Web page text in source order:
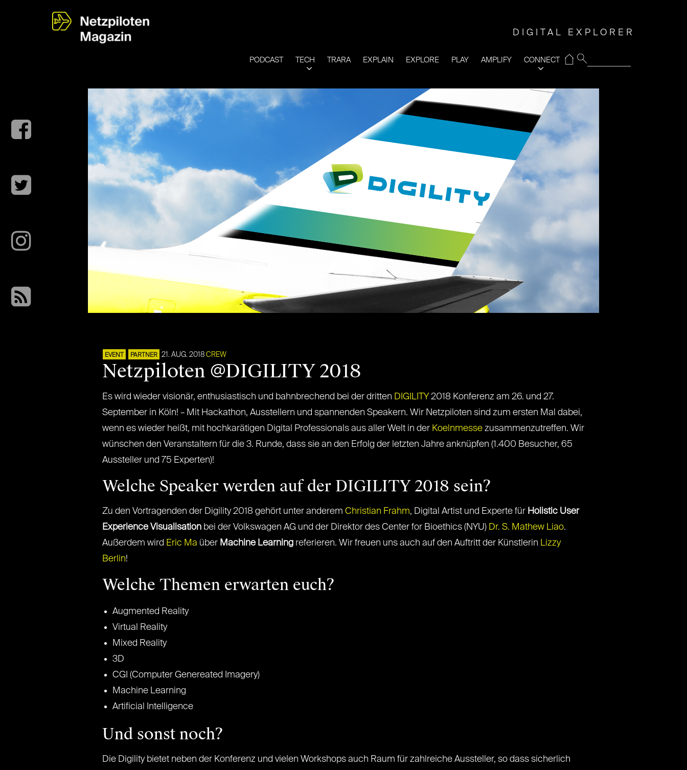
DIGITAL EXPLORER
PODCAST TECH TRARA EXPLAIN EXPLORE PLAY AMPLIFY CONNECT
⌂
EVENT PARTNER 21. AUG. 2018 CREW
Netzpiloten @DIGILITY 2018
Es wird wieder visionär, enthusiastisch und bahnbrechend bei der dritten DIGILITY2018 Konferenz am 26. und 27.
September in Köln! – Mit Hackathon, Ausstellern und spannenden Speakern. Wir Netzpiloten sind zum ersten Mal dabei,
wenn es wieder heißt, mit hochkarätigen Digital Professionals aus aller Welt in der Koelnmessezusammenzutreffen. Wir
wünschen den Veranstaltern für die 3. Runde, dass sie an den Erfolg der letzten Jahre anknüpfen (1.400 Besucher, 65
Aussteller und 75 Experten)!
Welche Speaker werden auf der DIGILITY 2018 sein?
Zu den Vortragenden der Digility 2018 gehört unter anderem Christian Frahm, Digital Artist und Experte für Holistic User
Experience Visualisationbei der Volkswagen AG und der Direktor des Center for Bioethics (NYU) Dr. S. Mathew Liao.
Außerdem wird Eric Ma über Machine Learningreferieren. Wir freuen uns auch auf den Auftritt der Künstlerin Lizzy
Berlin!
Welche Themen erwarten euch?
Augmented Reality
Virtual Reality
Mixed Reality
3D
CGI (Computer Genereated Imagery)
Machine Learning
Artificial Intelligence
Und sonst noch?
Die Digility bietet neben der Konferenz und vielen Workshops auch Raum für zahlreiche Aussteller, so dass sicherlich